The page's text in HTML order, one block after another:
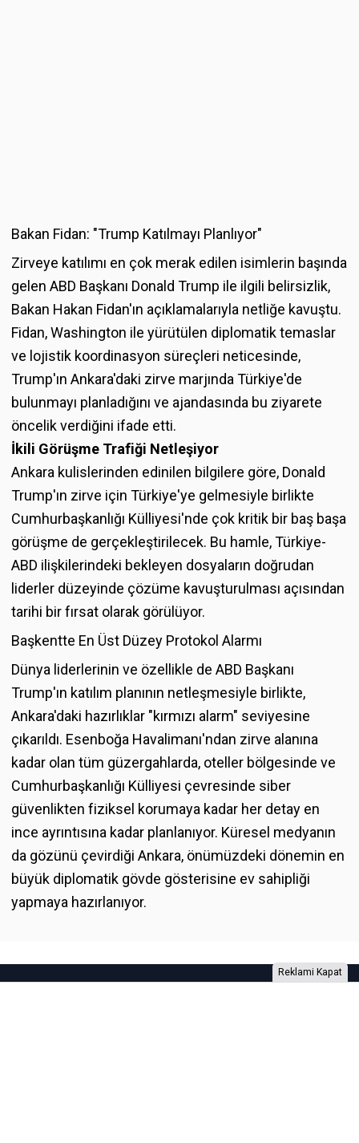
Bakan Fidan: "Trump Katılmayı Planlıyor"
Zirveye katılımı en çok merak edilen isimlerin başında
gelen ABD Başkanı Donald Trump ile ilgili belirsizlik,
Bakan Hakan Fidan'ın açıklamalarıyla netliğe kavuştu.
Fidan, Washington ile yürütülen diplomatik temaslar
ve lojistik koordinasyon süreçleri neticesinde,
Trump'ın Ankara'daki zirve marjında Türkiye'de
bulunmayı planladığını ve ajandasında bu ziyarete
öncelik verdiğini ifade etti.
İkili Görüşme Trafiği Netleşiyor
Ankara kulislerinden edinilen bilgilere göre, Donald
Trump'ın zirve için Türkiye'ye gelmesiyle birlikte
Cumhurbaşkanlığı Külliyesi'nde çok kritik bir baş başa
görüşme de gerçekleştirilecek. Bu hamle, Türkiye-
ABD ilişkilerindeki bekleyen dosyaların doğrudan
liderler düzeyinde çözüme kavuşturulması açısından
tarihi bir fırsat olarak görülüyor.
Başkentte En Üst Düzey Protokol Alarmı
Dünya liderlerinin ve özellikle de ABD Başkanı
Trump'ın katılım planının netleşmesiyle birlikte,
Ankara'daki hazırlıklar "kırmızı alarm" seviyesine
çıkarıldı. Esenboğa Havalimanı'ndan zirve alanına
kadar olan tüm güzergahlarda, oteller bölgesinde ve
Cumhurbaşkanlığı Külliyesi çevresinde siber
güvenlikten fiziksel korumaya kadar her detay en
ince ayrıntısına kadar planlanıyor. Küresel medyanın
da gözünü çevirdiği Ankara, önümüzdeki dönemin en
büyük diplomatik gövde gösterisine ev sahipliği
yapmaya hazırlanıyor.
Reklami Kapat